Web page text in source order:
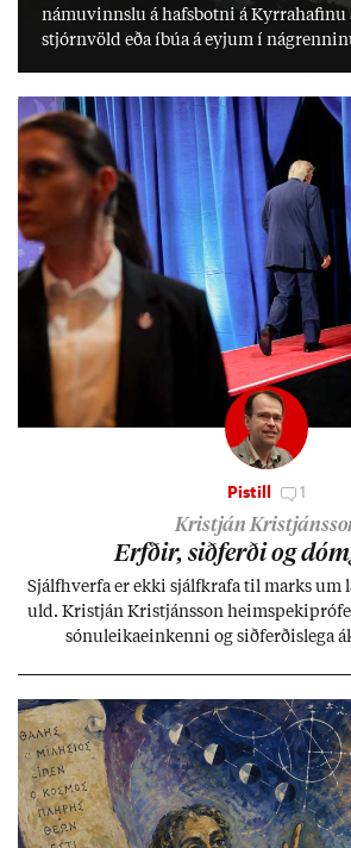
námu­vinnslu á hafs­botni á Kyrra­haf­inu
stjórn­völd eða íbúa á eyj­um í
Pistill 1
Kristján
Erfð­ir, sið­ferði og
Sjálf­hverfa er ekki sjálf­krafa til marks um
uld. Kristján Kristjáns­son
sónu­leika­ein­kenni og sið­ferð­is­lega